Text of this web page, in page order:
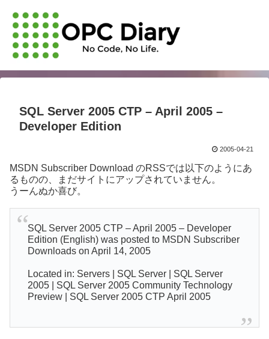
SQL Server 2005 CTP – April 2005 –
Developer Edition
2005-04-21
MSDN Subscriber Download のRSSでは以下のようにあ
るものの、まだサイトにアップされていません。
うーんぬか喜び。
SQL Server 2005 CTP – April 2005 – Developer
Edition (English) was posted to MSDN Subscriber
Downloads on April 14, 2005
Located in: Servers | SQL Server | SQL Server
2005 | SQL Server 2005 Community Technology
Preview | SQL Server 2005 CTP April 2005